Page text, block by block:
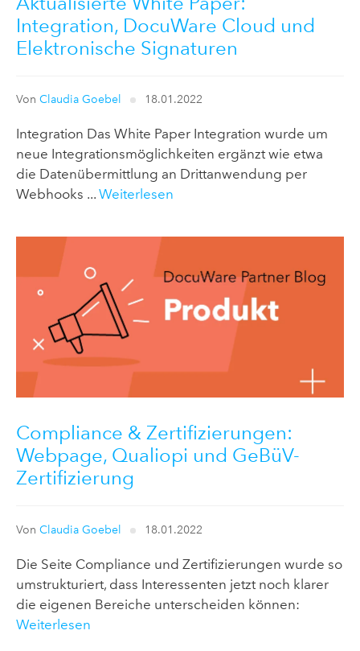
Integration, DocuWare Cloud und
Elektronische Signaturen
Von Claudia Goebel 18.01.2022
Integration Das White Paper Integration wurde um
neue Integrationsmöglichkeiten ergänzt wie etwa
die Datenübermittlung an Drittanwendung per
Webhooks ... Weiterlesen
Compliance & Zertifizierungen:
Webpage, Qualiopi und GeBüV-
Zertifizierung
Von Claudia Goebel 18.01.2022
Die Seite Compliance und Zertifizierungen wurde so
umstrukturiert, dass Interessenten jetzt noch klarer
die eigenen Bereiche unterscheiden können:
Weiterlesen